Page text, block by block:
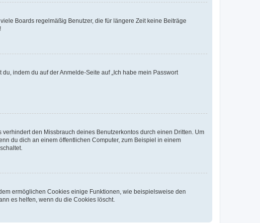
Boards regelmäßig Benutzer, die für längere Zeit keine Beiträge
indem du auf der Anmelde-Seite auf „Ich habe mein Passwort
den Missbrauch deines Benutzerkontos durch einen Dritten. Um
du dich an einem öffentlichen Computer, zum Beispiel in einem
ermöglichen Cookies einige Funktionen, wie beispielsweise den
es helfen, wenn du die Cookies löscht.